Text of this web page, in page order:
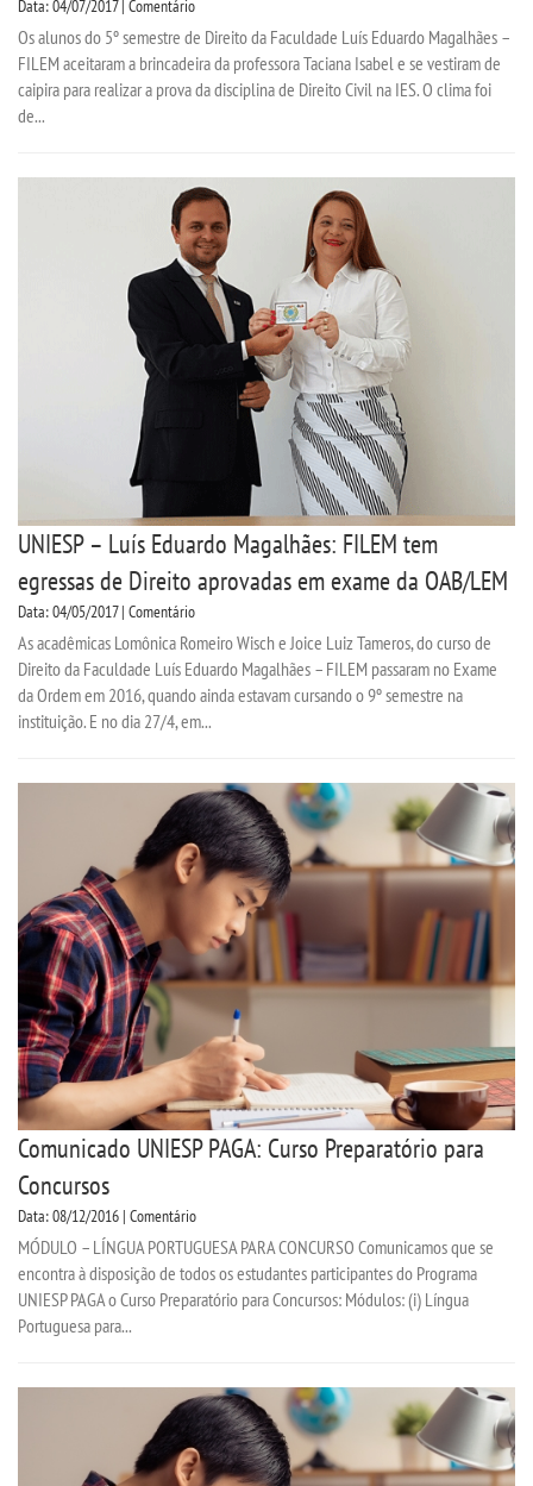
Data: 04/07/2017 | Comentário
Os alunos do 5º semestre de Direito da Faculdade Luís Eduardo Magalhães –
FILEM aceitaram a brincadeira da professora Taciana Isabel e se vestiram de
caipira para realizar a prova da disciplina de Direito Civil na IES. O clima foi
de...
UNIESP – Luís Eduardo Magalhães: FILEM tem
egressas de Direito aprovadas em exame da OAB/LEM
Data: 04/05/2017 | Comentário
As acadêmicas Lomônica Romeiro Wisch e Joice Luiz Tameros, do curso de
Direito da Faculdade Luís Eduardo Magalhães – FILEM passaram no Exame
da Ordem em 2016, quando ainda estavam cursando o 9º semestre na
instituição. E no dia 27/4, em...
Comunicado UNIESP PAGA: Curso Preparatório para
Concursos
Data: 08/12/2016 | Comentário
MÓDULO – LÍNGUA PORTUGUESA PARA CONCURSO Comunicamos que se
encontra à disposição de todos os estudantes participantes do Programa
UNIESP PAGA o Curso Preparatório para Concursos: Módulos: (i) Língua
Portuguesa para...